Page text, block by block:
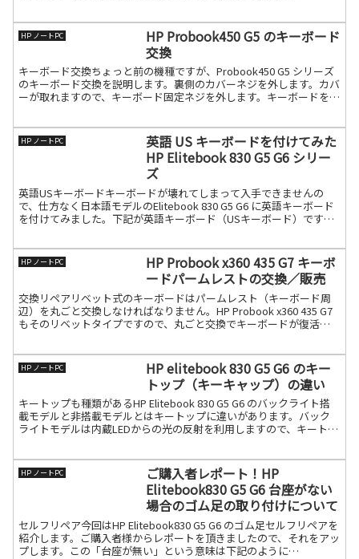
HP ノートPC
HP Probook450 G5 のキーボード
交換
キーボード交換ちょっと前の機種ですが、Probook450 G5 シリーズ
のキーボード交換を説明します。裏側のカバーネジを外します。カバ
ーが取れますので、キーボード固定ネジを外します。キーボードを分
HP ノートPC
英語 US キーボードを付けてみた
HP Elitebook 830 G5 G6 シリー
ズ
英語USキーボードキーボードが壊れてしまって入手できませんの
で、仕方なく日本語モデルのElitebook 830 G5 G6 に英語キーボード
を付けてみました。下記が英語キーボード（USキーボード）です。
HP ノートPC
HP Probook x360 435 G7 キーボ
ードパームレストの交換／販売
交換リペアリベット式のキーボードはパームレスト（キーボード周
辺）を丸ごと交換しなければなりません。HP Probook x360 435 G7
もそのリベットタイプですので、丸ごと交換でキーボードが復活し
HP ノートPC
HP elitebook 830 G5 G6 のキー
トップ（キーキャップ）の違い
キートップも種類があるHP Elitebook 830 G5 G6 のバックライト搭
載モデルと非搭載モデルとはキートップに違いがあります。バック
ライトモデルは内蔵LEDからの光の反射を利用しますので、キートッ
HP ノートPC
ご購入者レポート！HP
Elitebook830 G5 G6 台座がない
場合のゴム足の取り付けについて
セルフリペア今回はHP Elitebook830 G5 G6 のゴム足セルフリペアを
紹介します。ご購入者様からレポートを頂きましたので、それをアッ
プします。この「台座が無い」という意味は下記のように